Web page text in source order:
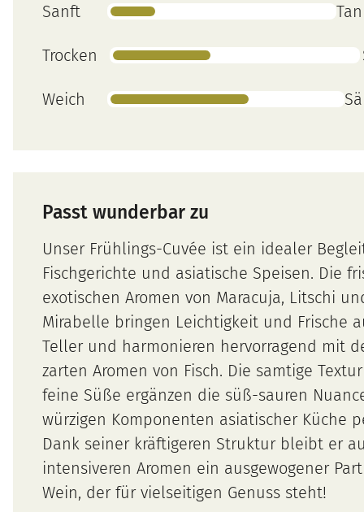
Sanft
Trocken
Weich
Passt wunderbar zu
Unser Frühlings-Cuvée ist ein idealer
Fischgerichte und asiatische Speisen. Die
exotischen Aromen von Maracuja, Litschi
Mirabelle bringen Leichtigkeit und Frische
Teller und harmonieren hervorragend mit
zarten Aromen von Fisch. Die samtige
feine Süße ergänzen die süß-sauren
würzigen Komponenten asiatischer Küche
Dank seiner kräftigeren Struktur bleibt er
intensiveren Aromen ein ausgewogener
Wein, der für vielseitigen Genuss steht!